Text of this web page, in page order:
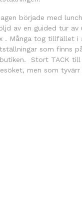
började med
av en guided tur av
. Många tog tillfället
som finns
Stort TACK till
men som